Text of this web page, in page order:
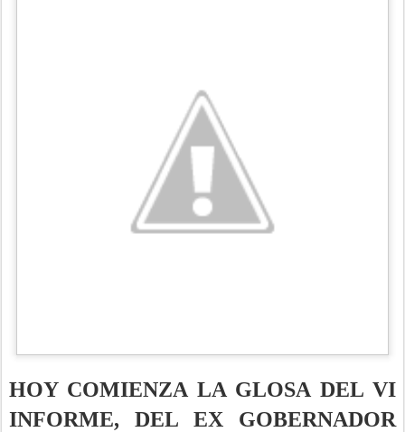
HOY COMIENZA LA GLOSA DEL VI
INFORME, DEL EX GOBERNADOR